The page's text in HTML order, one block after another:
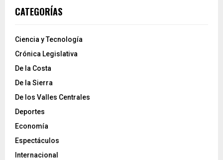
CATEGORÍAS
Ciencia y Tecnología
Crónica Legislativa
De la Costa
De la Sierra
De los Valles Centrales
Deportes
Economía
Espectáculos
Internacional